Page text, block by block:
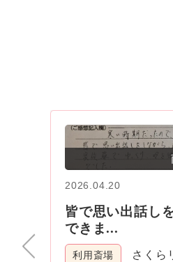
2026.04.20
皆で思い出話し
できま...
利用斎場
さくら